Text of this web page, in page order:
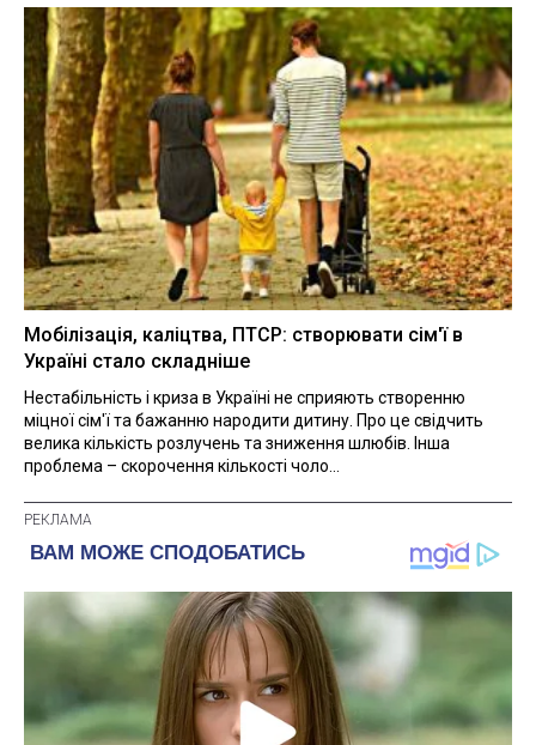
Мобілізація, каліцтва, ПТСР: створювати сім'ї в
Україні стало складніше
Нестабільність і криза в Україні не сприяють створенню
міцної сім'ї та бажанню народити дитину. Про це свідчить
велика кількість розлучень та зниження шлюбів. Інша
проблема – скорочення кількості чоло...